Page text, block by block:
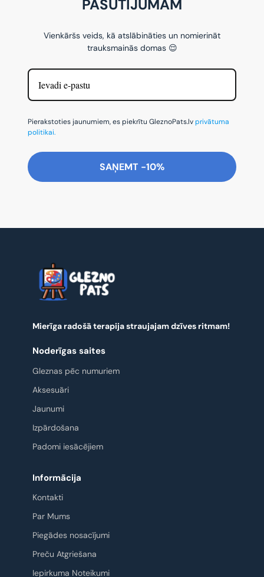
PASŪTĪJUMAM
Vienkāršs veids, kā atslābināties un nomierināt
trauksmainās domas 😌
Pierakstoties jaunumiem, es piekrītu GleznoPats.lvprivātuma
politikai.
SAŅEMT -10%
Mierīga radošā terapija straujajam dzīves ritmam!
Noderīgas saites
Gleznas pēc numuriem
Aksesuāri
Jaunumi
Izpārdošana
Padomi iesācējiem
Informācija
Kontakti
Par Mums
Piegādes nosacījumi
Preču Atgriešana
Iepirkuma Noteikumi